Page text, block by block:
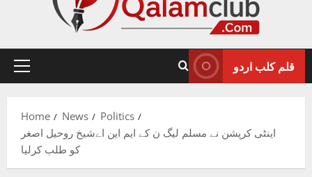
Primary
قلم کلب اردو
Home News
Politics
اینٹی کرپشن نے مسلم لیگ ن کے ایم این اےشیخ روحیل اصغر
کو طلب کرلیا